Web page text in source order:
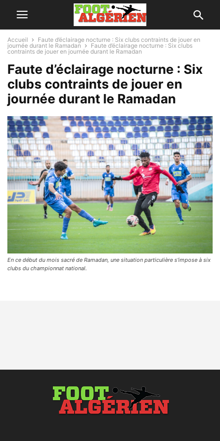
Accueil
Faute d’éclairage nocturne : Six clubs contraints de jouer en
journée durant le Ramadan
Faute d’éclairage nocturne : Six clubs
contraints de jouer en journée durant le Ramadan
Faute d’éclairage nocturne : Six
clubs contraints de jouer en
journée durant le Ramadan
En ce début du mois sacré de Ramadan, une situation particulière s’impose à six
clubs du championnat national.